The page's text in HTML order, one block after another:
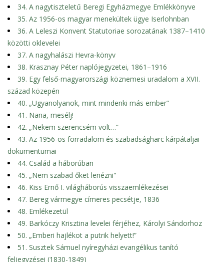
34. A nagytiszteletű Beregi Egyházmegye Emlékkönyve
35. Az 1956-os magyar menekültek ügye Iserlohnban
36. A Leleszi Konvent Statutoriae sorozatának 1387–1410
közötti oklevelei
37. A nagyhalászi Hevra-könyv
38. Krasznay Péter naplójegyzetei, 1861–1916
39. Egy felső-magyarországi köznemesi uradalom a XVII.
század közepén
40. „Ugyanolyanok, mint mindenki más ember”
41. Nana, mesélj!
42. „Nekem szerencsém volt…”
43. Az 1956-os forradalom és szabadságharc kárpátaljai
dokumentumai
44. Család a háborúban
45. „Nem szabad őket lenézni"
46. Kiss Ernő I. világháborús visszaemlékezései
47. Bereg vármegye címeres pecsétje, 1836
48. Emlékezetül
49. Barkóczy Krisztina levelei férjéhez, Károlyi Sándorhoz
50. „Emberi hajlékot a putrik helyett!”
51. Susztek Sámuel nyíregyházi evangélikus tanító
feljegyzései (1830-1849)